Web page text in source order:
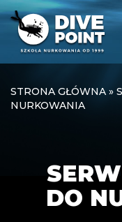
STRONA GŁÓWNA »
NURKOWANIA
DO